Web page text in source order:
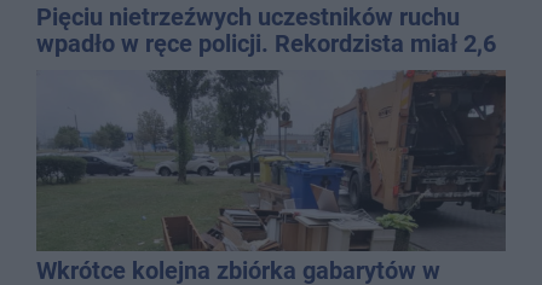
Pięciu nietrzeźwych uczestników ruchu
wpadło w ręce policji. Rekordzista miał 2,6
Wkrótce kolejna zbiórka gabarytów w